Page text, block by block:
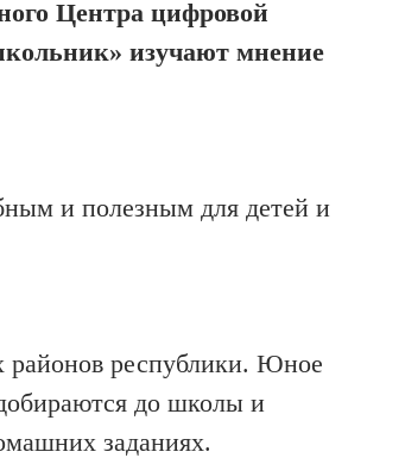
Центра цифровой
изучают мнение
и полезным для детей и
районов республики. Юное
до школы и
заданиях.